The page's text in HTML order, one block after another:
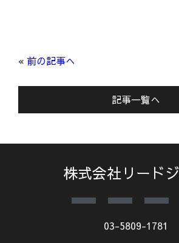
« 前の記事へ
記事一覧へ
株式会社リード
03-5809-1781